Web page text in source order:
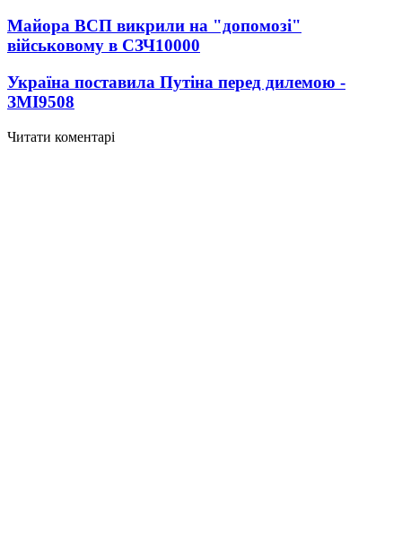
Майора ВСП викрили на "допомозі"
військовому в СЗЧ10000
Україна поставила Путіна перед дилемою -
ЗМІ9508
Читати коментарі